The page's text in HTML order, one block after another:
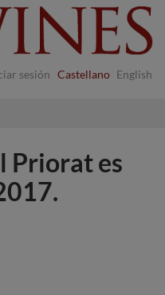
sesión Castellano English
Priorat es